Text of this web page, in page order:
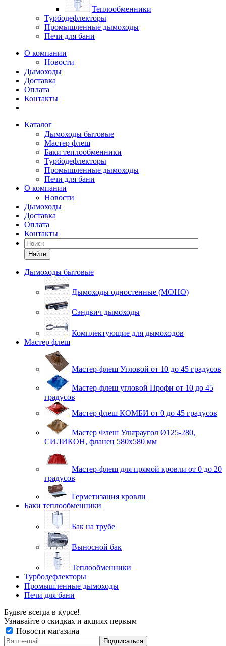
Теплообменники
Турбодефлекторы
Промышленные дымоходы
Печи для бани
О компании
Новости
Дымоходы
Доставка
Оплата
Контакты
Каталог
Дымоходы бытовые
Мастер флеш
Баки теплообменники
Турбодефлекторы
Промышленные дымоходы
Печи для бани
О компании
Новости
Дымоходы
Доставка
Оплата
Контакты
Найти
Дымоходы бытовые
Дымоходы одностенные (МОНО)
Сэндвич дымоходы
Комплектующие для дымоходов
Мастер флеш
Мастер-флеш Угловой от 10 до 45 градусов
Мастер-флеш угловой Профи от 10 до 45
градусов
Мастер флеш КОМБИ от 0 до 45 градусов
Мастер Флеш Ультраугол Ø125-280,
СИЛИКОН, фланец 580х580 мм
Мастер-флеш для прямой кровли от 0 до 20
градусов
Герметизация кровли
Баки теплообменники
Бак на трубе
Выносной бак
Теплообменники
Турбодефлекторы
Промышленные дымоходы
Печи для бани
Будьте всегда в курсе!
Узнавайте о скидках и акциях первым
Новости магазина